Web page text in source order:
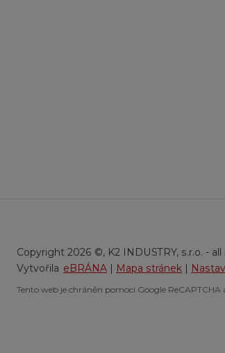
Copyright 2026 ©, K2 INDUSTRY, s.r.o. -
eBRÁNA | Mapa stránek |
Tento web je chráněn pomocí Google ReCAPTCHA